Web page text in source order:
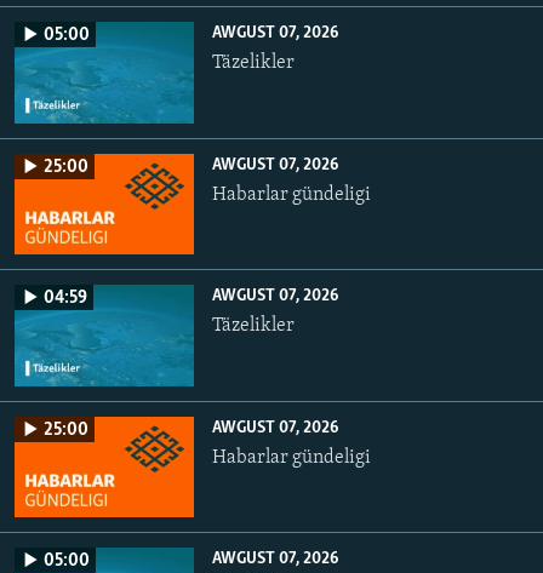
05:00 AWGUST 07, 2026
Täzelikler
25:00 AWGUST 07, 2026
Habarlar gündeligi
04:59 AWGUST 07, 2026
Täzelikler
25:00 AWGUST 07, 2026
Habarlar gündeligi
05:00 AWGUST 07, 2026